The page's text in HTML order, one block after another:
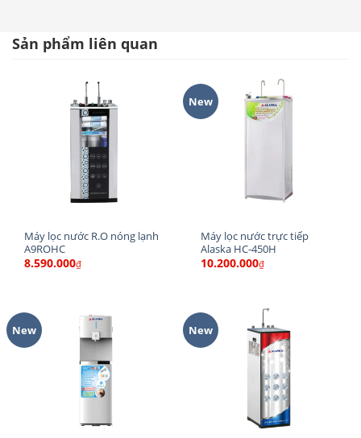
Đặc điểm nổi bật Máy lọc nước RO
Alaska A9RO
Trang bị màng lọc RO CSM – TORAY công nghệ
Sản phẩm liên quan
Máy lọc nước R.O nóng lạnh
A9ROHC
8.590.000₫
New
Máy lọc nước trực tiếp
Alaska HC-450H
10.200.000₫
New New